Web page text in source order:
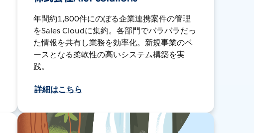
年間約1,800件にのぼる企業連携案件の管理
をSales Cloudに集約。各部門でバラバラだっ
た情報を共有し業務を効率化。新規事業のベ
ースとなる柔軟性の高いシステム構築を実
践。
詳細はこちら